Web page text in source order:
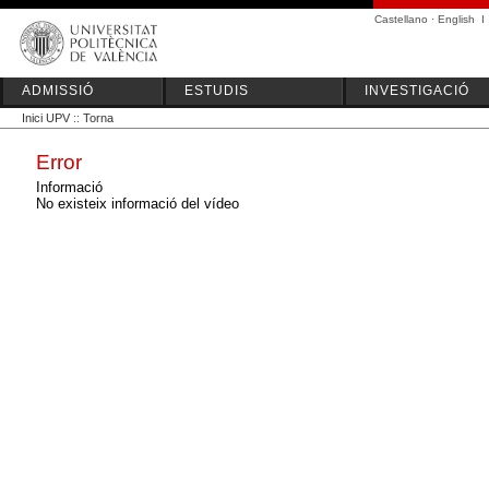
Castellano · English I
ADMISSIÓ ESTUDIS INVESTIGACIÓ
Inici UPV :: Torna
Error
Informació
No existeix informació del vídeo